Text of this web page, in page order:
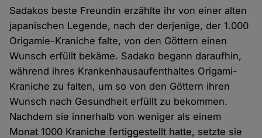
Sadakos beste Freundin erzählte ihr von einer alten
japanischen Legende, nach der derjenige, der 1.000
Origamie-Kraniche falte, von den Göttern einen
Wunsch erfüllt bekäme. Sadako begann daraufhin,
während ihres Krankenhausaufenthaltes Origami-
Kraniche zu falten, um so von den Göttern ihren
Wunsch nach Gesundheit erfüllt zu bekommen.
Nachdem sie innerhalb von weniger als einem
Monat 1000 Kraniche fertiggestellt hatte, setzte sie